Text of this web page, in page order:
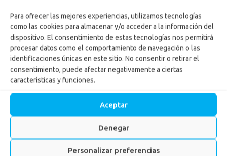
Para ofrecer las mejores experiencias, utilizamos tecnologías
como las cookies para almacenar y/o acceder a la información del
dispositivo. El consentimiento de estas tecnologías nos permitirá
procesar datos como el comportamiento de navegación o las
identificaciones únicas en este sitio. No consentir o retirar el
consentimiento, puede afectar negativamente a ciertas
características y funciones.
Aceptar
Denegar
Personalizar preferencias